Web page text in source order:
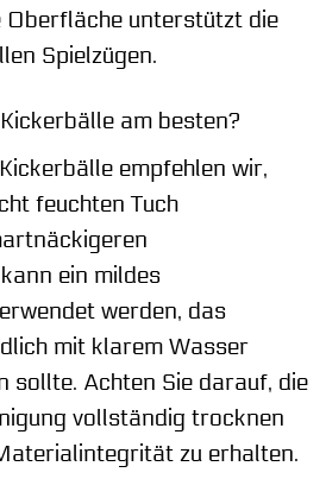
unterstützt die
Spielzügen.
am besten?
empfehlen wir,
feuchten Tuch
ein mildes
werden, das
mit klarem Wasser
sollte. Achten Sie darauf, die
vollständig trocknen
zu erhalten.